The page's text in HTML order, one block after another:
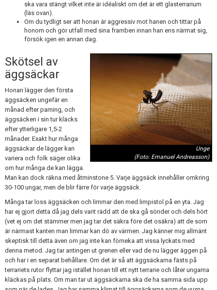
ska vara stängt vilket inte är idéaliskt om det är ett glasterrarium
(läs ovan).
Om du tydligt ser att honan är aggressiv mot hanen och tittar på
honom och gör utfall med sina framben innan han ens närmat sig,
försök igen en annan dag.
Unge
(Foto: Emanuel Andreasson)
Skötsel av
äggsäckar
Honan lägger den första
äggsäcken ungefär en
månad efter parning, och
äggsäcken i sin tur kläcks
efter ytterligare 1,5-2
månader. Exakt hur många
äggsäckar de lägger kan
variera och folk säger olika
om hur många de kan lägga.
Man kan dock räkna med åtminstone 5. Varje äggsäck innehåller omkring
30-100 ungar, men de blir färre för varje äggsäck.
Många tar loss äggsäcken och limmar den med limpistol på en yta. Jag
har ej gjort detta då jag dels varit rädd att de ska gå sönder och dels hört
(vet ej om det stämmer men jag tar det säkra före det osäkra) att de som
är närmast kanten man limmar kan dö av värmen. Jag känner mig allmänt
skeptisk till detta även om jag inte kan förneka att vissa lyckats med
denna metod. Jag tar antingen ut grenen eller vad de nu lägger äggen på
och har i en separat behållare. Om det är så att äggsäckarna fästs på
terrariets rutor flyttar jag istället honan till ett nytt terrarie och låter ungarna
kläckas på plats. Om man tar ut äggsäckarna ska de ha samma sida upp